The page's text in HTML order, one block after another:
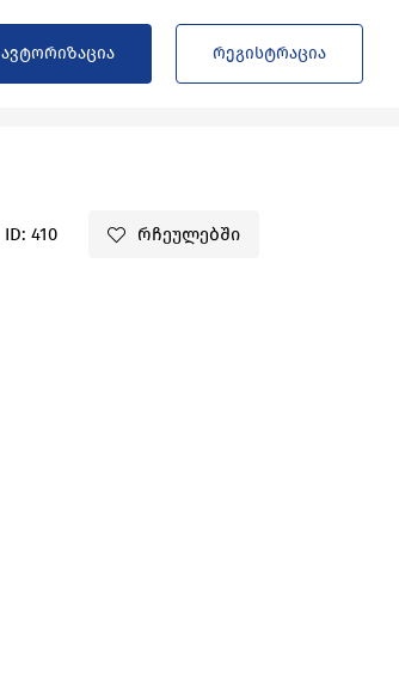
ავტორიზაცია რეგისტრაცია
ID: 410 რჩეულებში